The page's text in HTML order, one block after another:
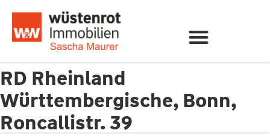
RD Rheinland
Württembergische, Bonn,
Roncallistr. 39